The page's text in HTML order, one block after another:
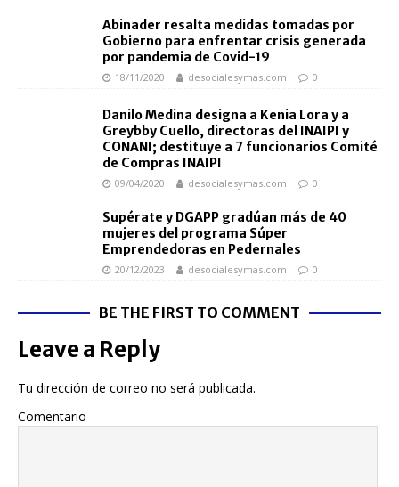
Abinader resalta medidas tomadas por
Gobierno para enfrentar crisis generada
por pandemia de Covid-19
18/11/2020 desocialesymas.com 0
Danilo Medina designa a Kenia Lora y a
Greybby Cuello, directoras del INAIPI y
CONANI; destituye a 7 funcionarios Comité
de Compras INAIPI
09/04/2020 desocialesymas.com 0
Supérate y DGAPP gradúan más de 40
mujeres del programa Súper
Emprendedoras en Pedernales
20/12/2023 desocialesymas.com 0
BE THE FIRST TO COMMENT
Leave a Reply
Tu dirección de correo no será publicada.
Comentario